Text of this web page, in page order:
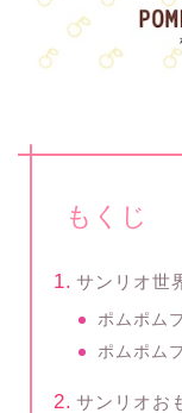
もくじ
サンリオ世
ポムポム
ポムポム
サンリオ